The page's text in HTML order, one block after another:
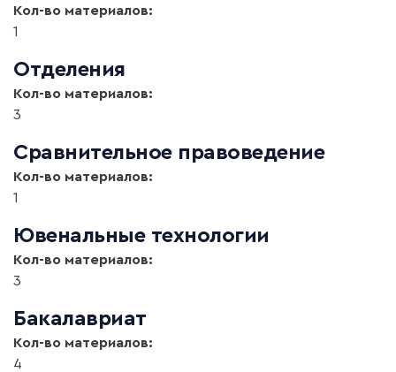
Кол-во материалов:
1
Отделения
Кол-во материалов:
3
Сравнительное правоведение
Кол-во материалов:
1
Ювенальные технологии
Кол-во материалов:
3
Бакалавриат
Кол-во материалов:
4